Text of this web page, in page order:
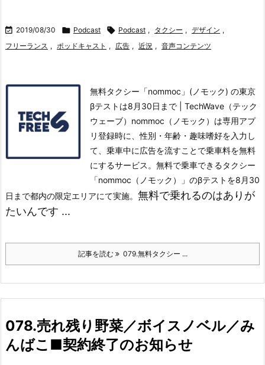
 2019/08/30  Podcast  Podcast , タクシー , デザイン ,
フリーランス , ポッドキャスト , 広告 , 近況 , 音声コンテンツ
無料タクシー「nommoc」(ノモック) の東京
βテストは8月30日まで | TechWave（テック
ウェーブ）nommoc（ノモック）は専用アプ
リ登録時に、性別・年齢・趣味嗜好を入力し
て、乗車中に広告を流すことで乗車料を無料
にするサービス。 無料で乗車できるタクシー
「nommoc（ノモック）」のβテストを8月30
日まで都内の限定エリアにて実施。 無料で乗れるのはありが
たいんです ...
記事を読む 079.無料タクシー ...
078.売れ残り野菜／ボイスノベル／み
んばこ■契約終了のお知らせ